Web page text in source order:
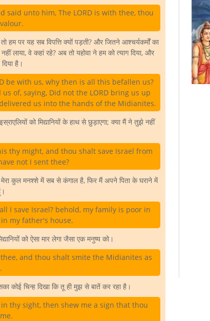
said unto him, The LORD is with thee, thou
हम पर यह सब विपत्ति क्यों पड़ती? और जितने आश्चर्यकर्मों का
लाया, वे कहां रहे? अब तो यहोवा ने हम को त्याग दिया, और
है।
be with us, why then is all this befallen us?
of, saying, Did not the LORD bring us up
us into the hands of the Midianites.
को मिद्यानियों के हाथ से छुड़ाएगा; क्या मैं ने तुझे नहीं
thy might, and thou shalt save Israel from
not I sent thee?
कुल मनश्शे में सब से कंगाल है, फिर मैं अपने पिता के घराने में
I save Israel? behold, my family is poor in
my father's house.
को ऐसा मार लेगा जैसा एक मनुष्य को।
and thou shalt smite the Midianites as
कोई चिन्ह दिखा कि तू ही मुझ से बातें कर रहा है।
thy sight, then shew me a sign that thou